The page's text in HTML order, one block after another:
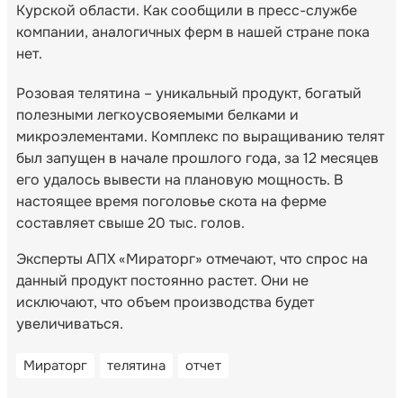
Курской области. Как сообщили в пресс-службе
компании, аналогичных ферм в нашей стране пока
нет.
Розовая телятина – уникальный продукт, богатый
полезными легкоусвояемыми белками и
микроэлементами. Комплекс по выращиванию телят
был запущен в начале прошлого года, за 12 месяцев
его удалось вывести на плановую мощность. В
настоящее время поголовье скота на ферме
составляет свыше 20 тыс. голов.
Эксперты АПХ «Мираторг» отмечают, что спрос на
данный продукт постоянно растет. Они не
исключают, что объем производства будет
увеличиваться.
Мираторг телятина отчет